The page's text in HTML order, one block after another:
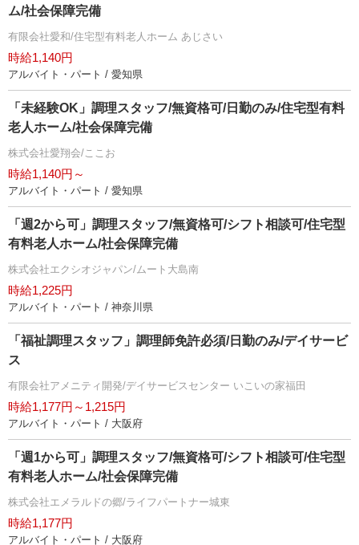
ム/社会保障完備
有限会社愛和/住宅型有料老人ホーム あじさい
時給1,140円
アルバイト・パート / 愛知県
「未経験OK」調理スタッフ/無資格可/日勤のみ/住宅型有料
老人ホーム/社会保障完備
株式会社愛翔会/ここお
時給1,140円～
アルバイト・パート / 愛知県
「週2から可」調理スタッフ/無資格可/シフト相談可/住宅型
有料老人ホーム/社会保障完備
株式会社エクシオジャパン/ムート大島南
時給1,225円
アルバイト・パート / 神奈川県
「福祉調理スタッフ」調理師免許必須/日勤のみ/デイサービ
ス
有限会社アメニティ開発/デイサービスセンター いこいの家福田
時給1,177円～1,215円
アルバイト・パート / 大阪府
「週1から可」調理スタッフ/無資格可/シフト相談可/住宅型
有料老人ホーム/社会保障完備
株式会社エメラルドの郷/ライフパートナー城東
時給1,177円
アルバイト・パート / 大阪府